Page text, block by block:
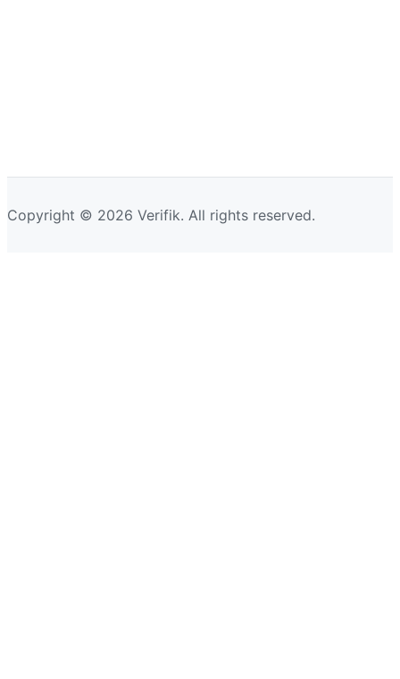
Copyright © 2026 Verifik. All rights reserved.